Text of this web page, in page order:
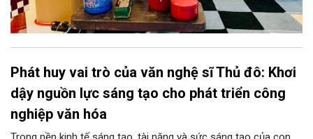
Phát huy vai trò của văn nghệ sĩ Thủ đô: Khơi
dậy nguồn lực sáng tạo cho phát triển công
nghiệp văn hóa